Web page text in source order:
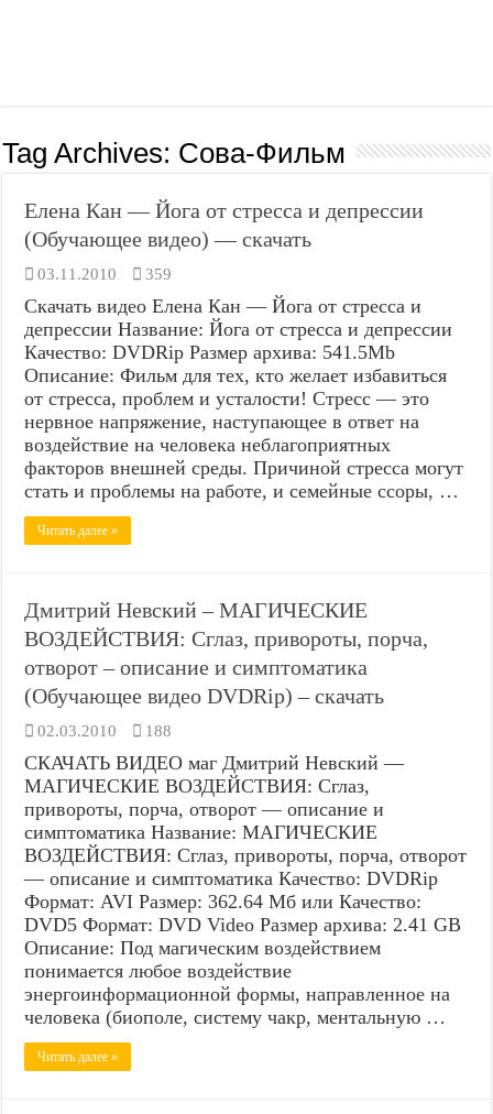
Tag Archives: Сова-Фильм
Елена Кан — Йога от стресса и депрессии
(Обучающее видео) — скачать
03.11.2010 359
Скачать видео Елена Кан — Йога от стресса и
депрессии Название: Йога от стресса и депрессии
Качество: DVDRip Размер архива: 541.5Mb
Описание: Фильм для тех, кто желает избавиться
от стресса, проблем и усталости! Стресс — это
нервное напряжение, наступающее в ответ на
воздействие на человека неблагоприятных
факторов внешней среды. Причиной стресса могут
стать и проблемы на работе, и семейные ссоры, …
Читать далее »
Дмитрий Невский – МАГИЧЕСКИЕ
ВОЗДЕЙСТВИЯ: Сглаз, привороты, порча,
отворот – описание и симптоматика
(Обучающее видео DVDRip) – скачать
02.03.2010 188
СКАЧАТЬ ВИДЕО маг Дмитрий Невский —
МАГИЧЕСКИЕ ВОЗДЕЙСТВИЯ: Сглаз,
привороты, порча, отворот — описание и
симптоматика Название: МАГИЧЕСКИЕ
ВОЗДЕЙСТВИЯ: Сглаз, привороты, порча, отворот
— описание и симптоматика Качество: DVDRip
Формат: AVI Размер: 362.64 Мб или Качество:
DVD5 Формат: DVD Video Размер архива: 2.41 GB
Описание: Под магическим воздействием
понимается любое воздействие
энергоинформационной формы, направленное на
человека (биополе, систему чакр, ментальную …
Читать далее »